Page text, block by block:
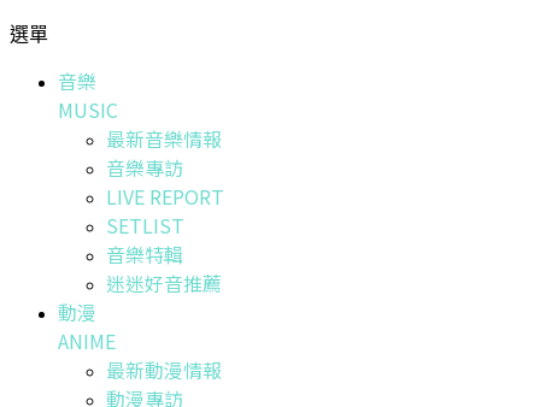
選單
音樂
MUSIC
最新音樂情報
音樂專訪
LIVE REPORT
SETLIST
音樂特輯
迷迷好音推薦
動漫
ANIME
最新動漫情報
動漫專訪